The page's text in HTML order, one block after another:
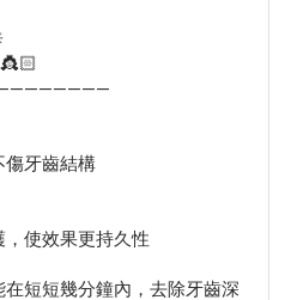
傷牙齒結構
使效果更持久性
短短幾分鐘內，去除牙齒深